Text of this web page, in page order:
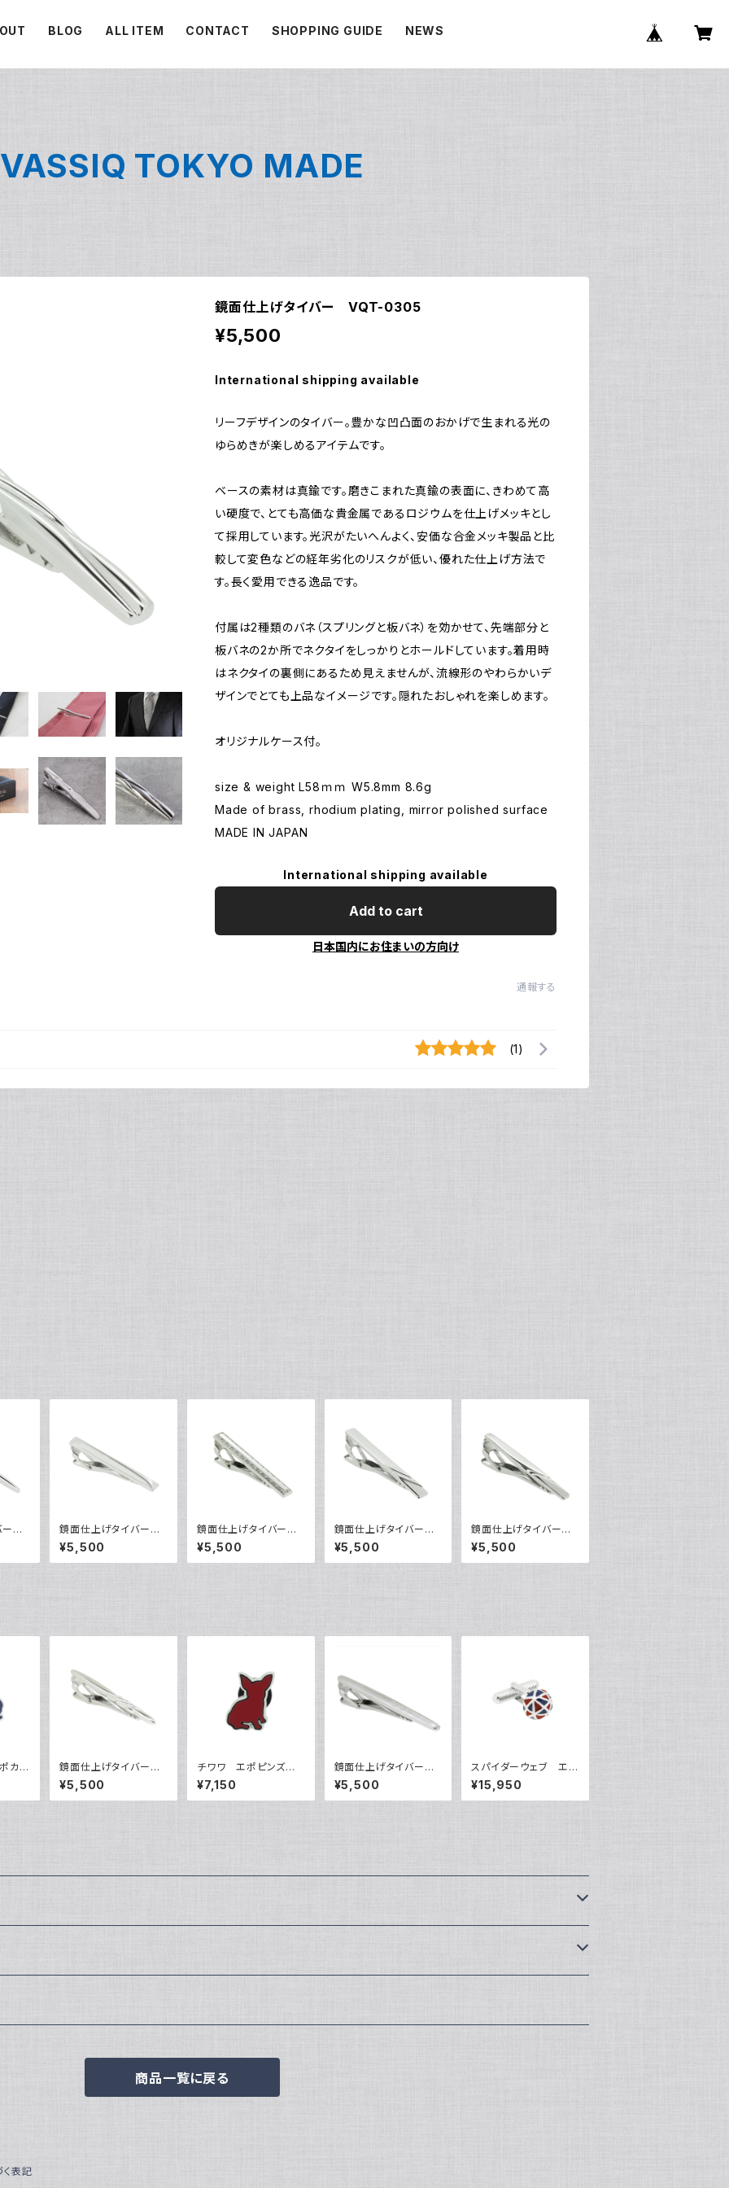
BLOG ALL ITEM CONTACT SHOPPING GUIDE NEWS
VASSIQ TOKYO MADE
鏡面仕上げタイバー VQT-0305
¥5,500
International shipping available
リーフデザインのタイバー。豊かな凹凸面のおかげで生まれる光の
ゆらめきが楽しめるアイテムです。
ベースの素材は真鍮です。磨きこまれた真鍮の表面に、きわめて高
い硬度で、とても高価な貴金属であるロジウムを仕上げメッキとし
て採用しています。光沢がたいへんよく、安価な合金メッキ製品と比
較して変色などの経年劣化のリスクが低い、優れた仕上げ方法で
す。長く愛用できる逸品です。
付属は2種類のバネ（スプリングと板バネ）を効かせて、先端部分と
板バネの2か所でネクタイをしっかりとホールドしています。着用時
はネクタイの裏側にあるため見えませんが、流線形のやわらかいデ
ザインでとても上品なイメージです。隠れたおしゃれを楽しめます。
オリジナルケース付。
size & weight L58ｍｍ W5.8mm 8.6g
Made of brass, rhodium plating, mirror polished surface
MADE IN JAPAN
International shipping available
Add to cart
日本国内にお住まいの方向け
通報する
(1)
ー
鏡面仕上げタイバー
VQT-0303
¥5,500
鏡面仕上げタイバー
VQT-0304
¥5,500
鏡面仕上げタイバー
VQT-0306
¥5,500
鏡面仕上げタイバー
VQT-0307
¥5,500
カフ
鏡面仕上げタイバー
VQT-0318
¥5,500
チワワ エポピンズ V
QP-0507
¥7,150
鏡面仕上げタイバー
VQT-0319
¥5,500
スパイダーウェブ エ
ポカフリンクス VQC-
1207A
¥15,950
商品一覧に戻る
表記